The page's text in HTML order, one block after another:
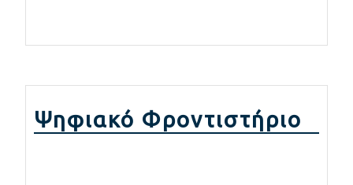
Ψηφιακό Φροντιστήριο